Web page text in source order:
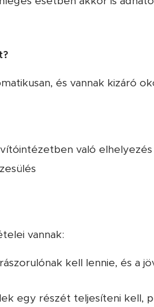
és vannak kizáró
való elhelyezés
vannak:
kell lennie, és a
egy részét teljesíteni kell,